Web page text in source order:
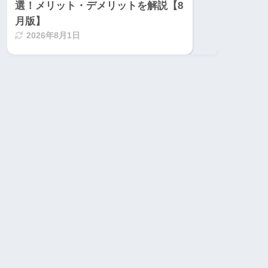
選！メリット・デメリットを解説【8
月版】
2026年8月1日